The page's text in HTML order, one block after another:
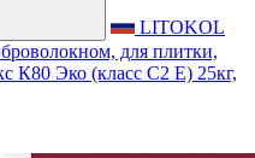
LITOKOL
для плитки,
К80 Эко (класс С2 Е) 25кг,